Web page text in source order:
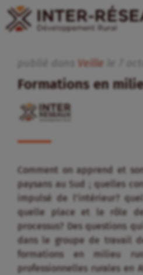
Veille
Formations en
Comment on apprend et
paysans au Sud ; quelles
impulsé de l’intérieur?
quelle place et le rôle
processus? Des questions
dans le groupe de travail
formations en milieu
professionnelles rurales en